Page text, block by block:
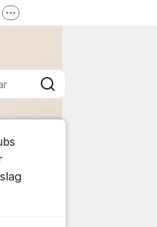
Søk
Flere supportlenker